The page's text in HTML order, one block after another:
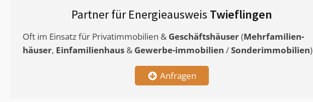
Partner für Energieausweis Twieflingen
Oft im Einsatz für Privatimmobilien & Geschäftshäuser(Mehrfamilien-
häuser, Einfamilienhaus & Gewerbe-immobilien /Sonderimmobilien)
Anfragen